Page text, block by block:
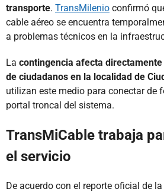
transporte. TransMilenio confirmó
cable aéreo se encuentra
a problemas técnicos en la
La contingencia afecta
de ciudadanos en la localidad de
utilizan este medio para conectar de
portal troncal del sistema.
TransMiCable trabaja
el servicio
De acuerdo con el reporte oficial de